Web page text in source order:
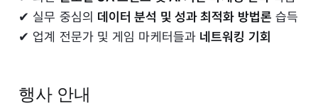
✔ 실무 중심의 데이터 분석 및 성과 최적화 방법론 습득
✔ 업계 전문가 및 게임 마케터들과 네트워킹 기회
행사 안내